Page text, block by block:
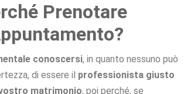
Prenotare
conoscersi, in quanto nessuno può
di essere il professionista giusto
matrimonio, poi perché, se